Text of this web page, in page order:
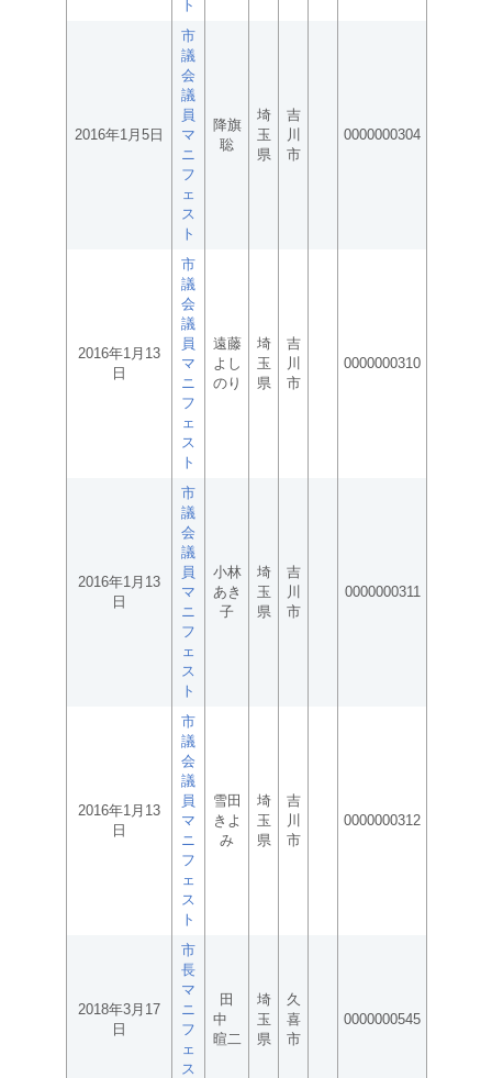
ト
2016年1月5日
市
議
会
議
員
マ
ニ
フ
ェ
ス
ト
降旗
聡
埼
玉
県
吉
川
市
0000000304
2016年1月13
日
市
議
会
議
員
マ
ニ
フ
ェ
ス
ト
遠藤
よし
のり
埼
玉
県
吉
川
市
0000000310
2016年1月13
日
市
議
会
議
員
マ
ニ
フ
ェ
ス
ト
小林
あき
子
埼
玉
県
吉
川
市
0000000311
2016年1月13
日
市
議
会
議
員
マ
ニ
フ
ェ
ス
ト
雪田
きよ
み
埼
玉
県
吉
川
市
0000000312
2018年3月17
日
市
長
マ
ニ
フ
ェ
ス
田
中
暄二
埼
玉
県
久
喜
市
0000000545